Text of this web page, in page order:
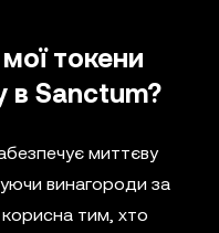
токени
в Sanctum?
миттєву
винагороди за
корисна тим, хто